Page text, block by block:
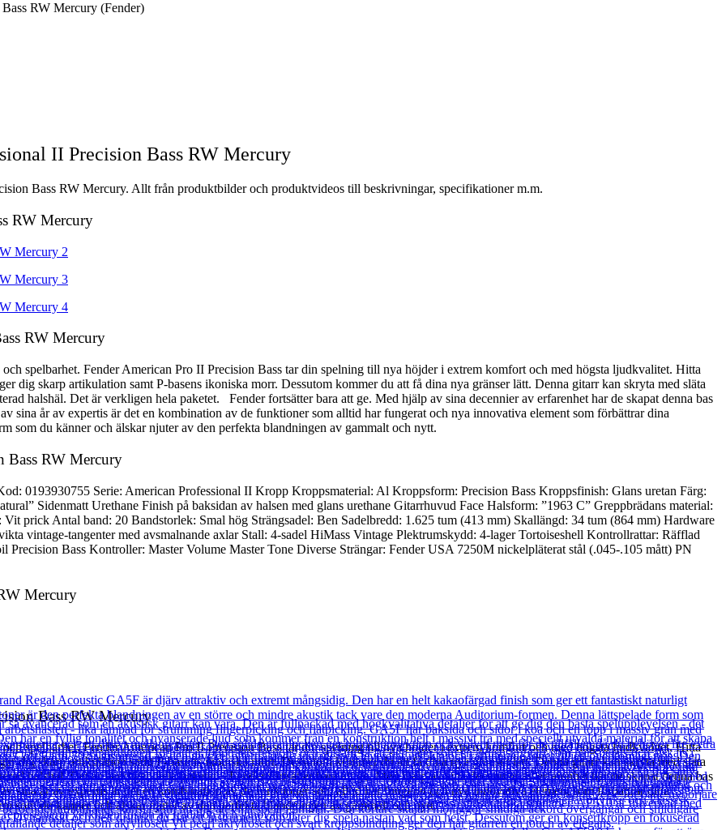
RW Mercury (Fender)
II Precision Bass RW Mercury
Bass RW Mercury. Allt från produktbilder och produktvideos till beskrivningar, specifikationer m.m.
RW Mercury
RW Mercury
spelbarhet. Fender American Pro II Precision Bass tar din spelning till nya höjder i extrem komfort och med högsta ljudkvalitet. Hitta
dig skarp artikulation samt P-basens ikoniska morr. Dessutom kommer du att få dina nya gränser lätt. Denna gitarr kan skryta med släta
halshäl. Det är verkligen hela paketet. Fender fortsätter bara att ge. Med hjälp av sina decennier av erfarenhet har de skapat denna bas
sina år av expertis är det en kombination av de funktioner som alltid har fungerat och nya innovativa element som förbättrar dina
som du känner och älskar njuter av den perfekta blandningen av gammalt och nytt.
Bass RW Mercury
0193930755 Serie: American Professional II Kropp Kroppsmaterial: Al Kroppsform: Precision Bass Kroppsfinish: Glans uretan Färg:
Sidenmatt Urethane Finish på baksidan av halsen med glans urethane Gitarrhuvud Face Halsform: ”1963 C” Greppbrädans material:
prick Antal band: 20 Bandstorlek: Smal hög Strängsadel: Ben Sadelbredd: 1.625 tum (413 mm) Skallängd: 34 tum (864 mm) Hardware
vintage-tangenter med avsmalnande axlar Stall: 4-sadel HiMass Vintage Plektrumskydd: 4-lager Tortoiseshell Kontrollrattar: Räfflad
Bass Kontroller: Master Volume Master Tone Diverse Strängar: Fender USA 7250M nickelpläterat stål (.045-.105 mått) PN
Mercury
Bass RW Mercury
spelbarhet. Fender American Pro II Precision Bass tar din spelning till nya höjder i extrem komfort och med högsta ljudkvalitet. Hitta
dig skarp artikulation samt P-basens ikoniska morr. Dessutom kommer du att få dina nya gränser lätt. Denna gitarr kan skryta med släta
halshäl. Det är verkligen hela paketet. Fender fortsätter bara att ge. Med hjälp av sina decennier av erfarenhet har de skapat denna bas
sina år av expertis är det en kombination av de funktioner som alltid har fungerat och nya innovativa element som förbättrar dina
som du känner och älskar njuter av den perfekta blandningen av gammalt och nytt.